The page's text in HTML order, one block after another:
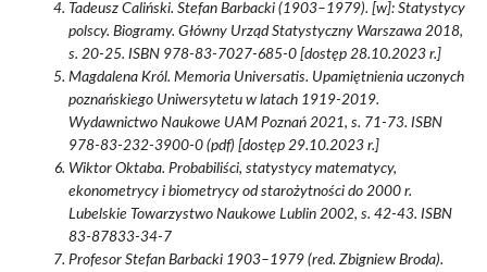
Tadeusz Caliński. Stefan Barbacki (1903–1979). [w]: Statystycy
polscy. Biogramy. Główny Urząd Statystyczny Warszawa 2018,
s. 20-25. ISBN 978-83-7027-685-0 [dostęp 28.10.2023 r.]
Magdalena Król. Memoria Universatis. Upamiętnienia uczonych
poznańskiego Uniwersytetu w latach 1919-2019.
Wydawnictwo Naukowe UAM Poznań 2021, s. 71-73. ISBN
978-83-232-3900-0 (pdf) [dostęp 29.10.2023 r.]
Wiktor Oktaba. Probabiliści, statystycy matematycy,
ekonometrycy i biometrycy od starożytności do 2000 r.
Lubelskie Towarzystwo Naukowe Lublin 2002, s. 42-43. ISBN
83-87833-34-7
Profesor Stefan Barbacki 1903–1979 (red. Zbigniew Broda).